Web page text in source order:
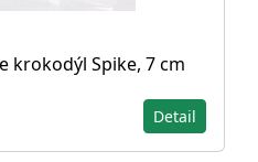
krokodýl Spike, 7 cm
Detail